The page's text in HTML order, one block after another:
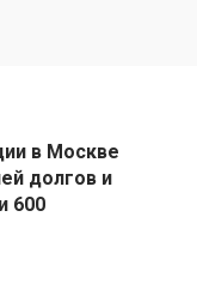
в Москве
долгов и
600